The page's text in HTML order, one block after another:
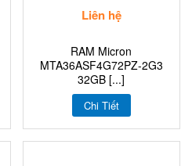
Liên hệ
RAM Micron
MTA36ASF4G72PZ-2G3
32GB [...]
Chi Tiết